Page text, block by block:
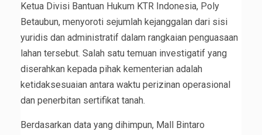
Ketua Divisi Bantuan Hukum KTR Indonesia, Poly
Betaubun, menyoroti sejumlah kejanggalan dari sisi
yuridis dan administratif dalam rangkaian penguasaan
lahan tersebut. Salah satu temuan investigatif yang
diserahkan kepada pihak kementerian adalah
ketidaksesuaian antara waktu perizinan operasional
dan penerbitan sertifikat tanah.
Berdasarkan data yang dihimpun, Mall Bintaro